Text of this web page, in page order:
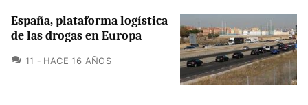
España, plataforma logística
de las drogas en Europa
11 COMENTARIOS
HACE 16 AÑOS